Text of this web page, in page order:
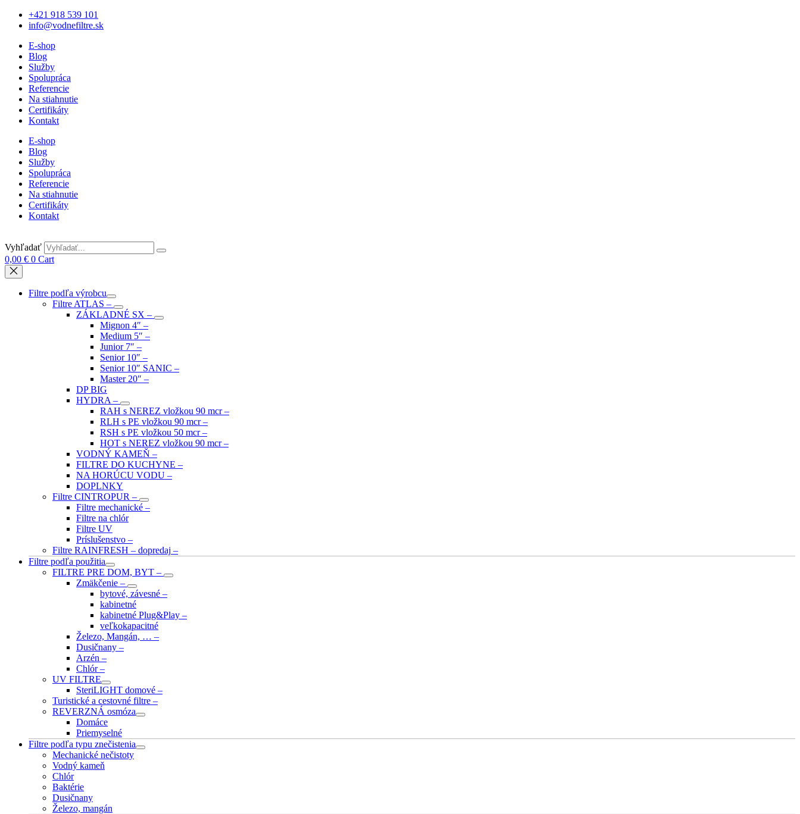
+421 918 539 101
info@vodnefiltre.sk
E-shop
Blog
Služby
Spolupráca
Referencie
Na stiahnutie
Certifikáty
Kontakt
E-shop
Blog
Služby
Spolupráca
Referencie
Na stiahnutie
Certifikáty
Kontakt
Vyhľadať
0,00 € 0 Cart
Filtre podľa výrobcu
Filtre ATLAS –
ZÁKLADNÉ SX –
Mignon 4″ –
Medium 5″ –
Junior 7″ –
Senior 10″ –
Senior 10″ SANIC –
Master 20″ –
DP BIG
HYDRA –
RAH s NEREZ vložkou 90 mcr–
RLH s PE vložkou 90 mcr–
RSH s PE vložkou 50 mcr–
HOT s NEREZ vložkou 90 mcr–
VODNÝ KAMEŇ –
FILTRE DO KUCHYNE –
NA HORÚCU VODU –
DOPLNKY
Filtre CINTROPUR –
Filtre mechanické –
Filtre na chlór
Filtre UV
Príslušenstvo –
Filtre RAINFRESH – dopredaj –
Filtre podľa použitia
FILTRE PRE DOM, BYT –
Zmäkčenie –
bytové, závesné –
kabinetné
kabinetné Plug&Play –
veľkokapacitné
Železo, Mangán, … –
Dusičnany –
Arzén –
Chlór–
UV FILTRE
SteriLIGHT domové –
Turistické a cestovné filtre –
REVERZNÁ osmóza
Domáce
Priemyselné
Filtre podľa typu znečistenia
Mechanické nečistoty
Vodný kameň
Chlór
Baktérie
Dusičnany
Železo, mangán